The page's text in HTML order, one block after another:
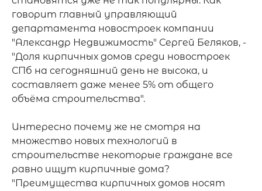
говорит главный управляющий
департамента новостроек компании
"Александр Недвижимость" Сергей Беляков, -
"Доля кирпичных домов среди новостроек
СПб на сегодняшний день не высока, и
составляет даже менее 5% от общего
объёма строительства".
Интересно почему же не смотря на
множество новых технологий в
строительстве некоторые граждане все
равно ищут кирпичные дома?
"Преимущества кирпичных домов носят